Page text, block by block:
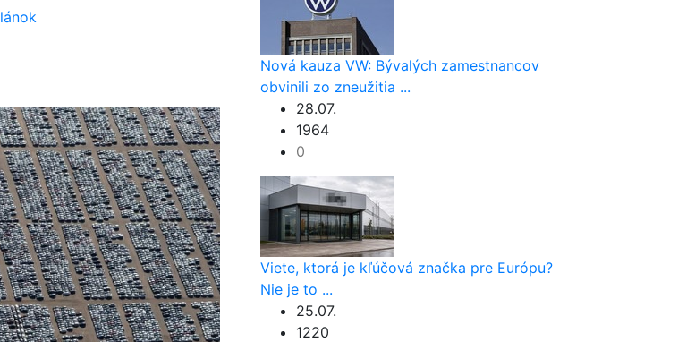
Nová kauza VW: Bývalých zamestnancov
obvinili zo zneužitia ...
28.07.
1964
0
Viete, ktorá je kľúčová značka pre Európu?
Nie je to ...
25.07.
1220